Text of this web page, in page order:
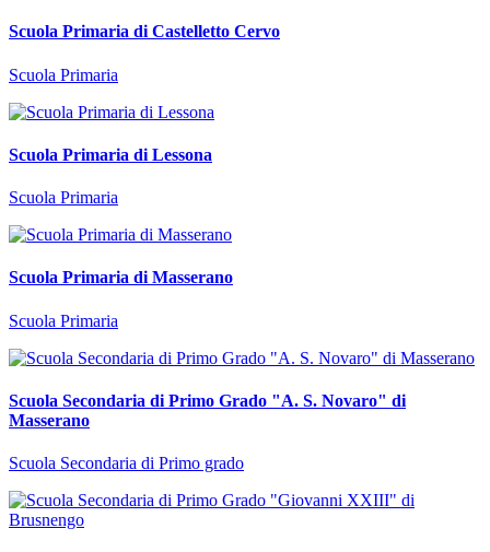
Scuola Primaria di Castelletto Cervo
Scuola Primaria
Scuola Primaria di Lessona
Scuola Primaria
Scuola Primaria di Masserano
Scuola Primaria
Scuola Secondaria di Primo Grado "A. S. Novaro" di
Masserano
Scuola Secondaria di Primo grado